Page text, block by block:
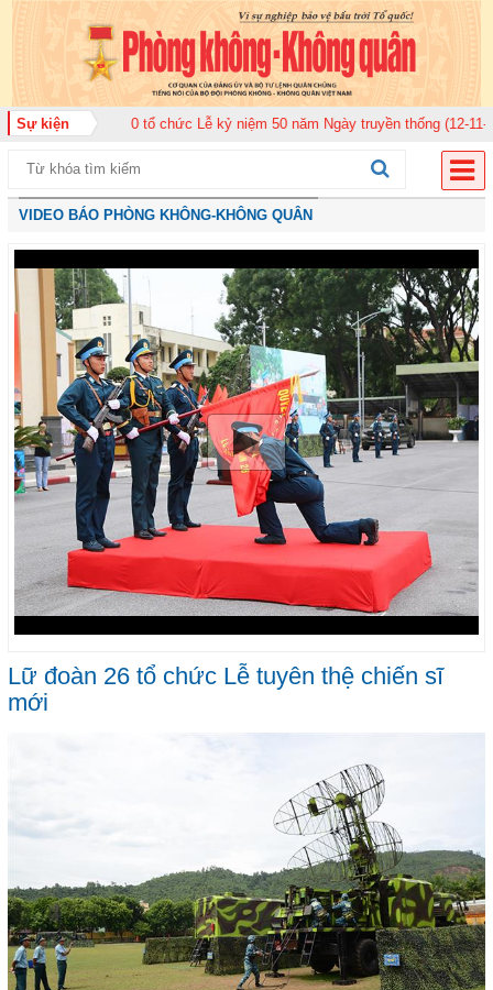
Sự kiện
920 tổ chức Lễ kỷ niệm 50 năm Ngày truyền thống (12-11-1975/12-11-
VIDEO BÁO PHÒNG KHÔNG-KHÔNG QUÂN
Lữ đoàn 26 tổ chức Lễ tuyên thệ chiến sĩ
mới